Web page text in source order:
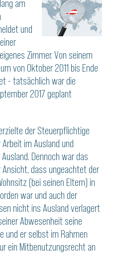
am
und
Zimmer. Von seinem
von Oktober 2011 bis Ende
- tatsächlich war die
2017 geplant
der Steuerpflichtige
im Ausland und
Dennoch war das
dass ungeachtet der
(bei seinen Eltern) in
war und auch der
nicht ins Ausland verlagert
Abwesenheit seine
und er selbst im Rahmen
ein Mitbenutzungsrecht an